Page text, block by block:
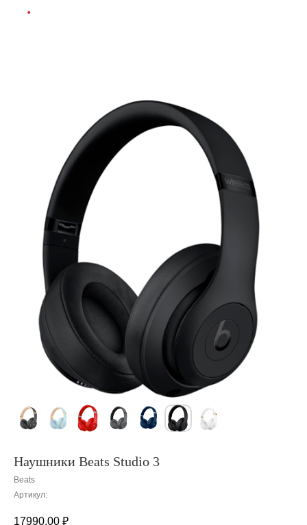
Наушники Beats Studio 3
Beats
Артикул:
17990,00 ₽